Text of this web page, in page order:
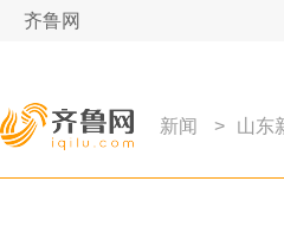
齐鲁网
新闻 > 山东